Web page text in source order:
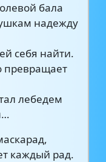
бала
надежду
себя найти.
превращает
лебедем
каждый рад.